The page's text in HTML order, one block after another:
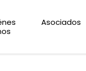
Asociados